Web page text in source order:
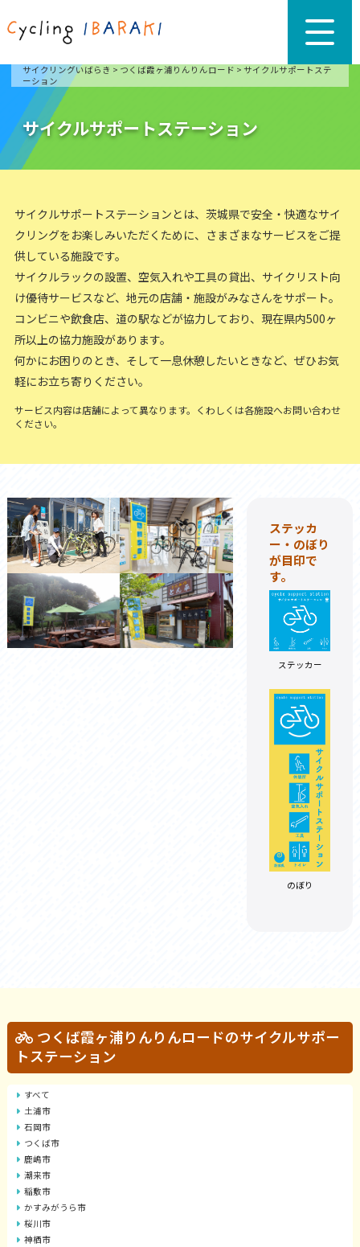
サイクリングいばらき > つくば霞ヶ浦りんりんロード > サイクルサポートステ
ーション
サイクルサポートステーション
サイクルサポートステーションとは、茨城県で安全・快適なサイ
クリングをお楽しみいただくために、さまざまなサービスをご提
供している施設です。
サイクルラックの設置、空気入れや工具の貸出、サイクリスト向
け優待サービスなど、地元の店舗・施設がみなさんをサポート。
コンビニや飲食店、道の駅などが協力しており、現在県内500ヶ
所以上の協力施設があります。
何かにお困りのとき、そして一息休憩したいときなど、ぜひお気
軽にお立ち寄りください。
サービス内容は店舗によって異なります。くわしくは各施設へお問い合わせ
ください。
ステッカ
ー・のぼり
が目印で
す。
ステッカー
のぼり
つくば霞ヶ浦りんりんロードのサイクルサポー
トステーション
すべて
土浦市
石岡市
つくば市
鹿嶋市
潮来市
稲敷市
かすみがうら市
桜川市
神栖市